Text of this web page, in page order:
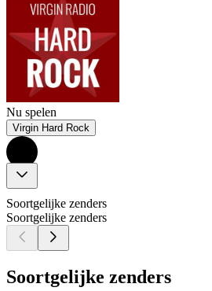
Nu spelen
Virgin Hard Rock
Soortgelijke zenders
Soortgelijke zenders
Soortgelijke zenders